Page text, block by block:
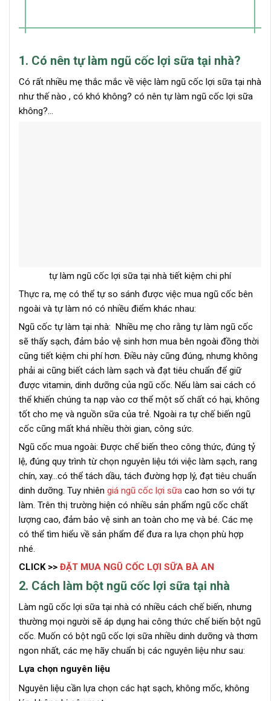
1. Có nên tự làm ngũ cốc lợi sữa tại nhà?
Có rất nhiều mẹ thắc mắc về việc làm ngũ cốc lợi sữa tại nhà
như thế nào , có khó không? có nên tự làm ngũ cốc lợi sữa
không?…
tự làm ngũ cốc lợi sữa tại nhà tiết kiệm chi phí
Thực ra, mẹ có thể tự so sánh được việc mua ngũ cốc bên
ngoài và tự làm nó có nhiều điểm khác nhau:
Ngũ cốc tự làm tại nhà: Nhiều mẹ cho rằng tự làm ngũ cốc
sẽ thấy sạch, đảm bảo vệ sinh hơn mua bên ngoài đồng thời
cũng tiết kiệm chi phí hơn. Điều này cũng đúng, nhưng không
phải ai cũng biết cách làm sạch và đạt tiêu chuẩn để giữ
được vitamin, dinh dưỡng của ngũ cốc. Nếu làm sai cách có
thể khiến chúng ta nạp vào cơ thể một số chất có hại, không
tốt cho mẹ và nguồn sữa của trẻ. Ngoài ra tự chế biến ngũ
cốc cũng mất khá nhiều thời gian, công sức.
Ngũ cốc mua ngoài: Được chế biến theo công thức, đúng tỷ
lệ, đúng quy trình từ chọn nguyên liệu tới việc làm sạch, rang
chín, xay…có thể tách dầu, tách đường hợp lý, đạt tiêu chuẩn
dinh dưỡng. Tuy nhiên giá ngũ cốc lợi sữa cao hơn so với tự
làm. Trên thị trường hiện có nhiều sản phẩm ngũ cốc chất
lượng cao, đảm bảo vệ sinh an toàn cho mẹ và bé. Các mẹ
có thể tìm hiểu về sản phẩm để đưa ra lựa chọn phù hợp
nhé.
CLICK >> ĐẶT MUA NGŨ CỐC LỢI SỮA BÀ AN
2. Cách làm bột ngũ cốc lợi sữa tại nhà
Làm ngũ cốc lợi sữa tại nhà có nhiều cách chế biến, nhưng
thường mọi người sẽ áp dụng hai công thức chế biến bột ngũ
cốc. Muốn có bột ngũ cốc lợi sữa nhiều dinh dưỡng và thơm
ngon nhất, các mẹ hãy chuẩn bị các nguyên liệu như sau:
Lựa chọn nguyên liệu
Nguyên liệu cần lựa chọn các hạt sạch, không mốc, không